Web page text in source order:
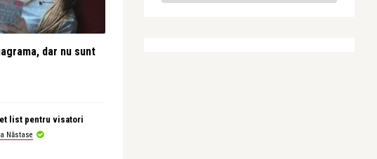
dar nu sunt
list pentru visatori
Năstase